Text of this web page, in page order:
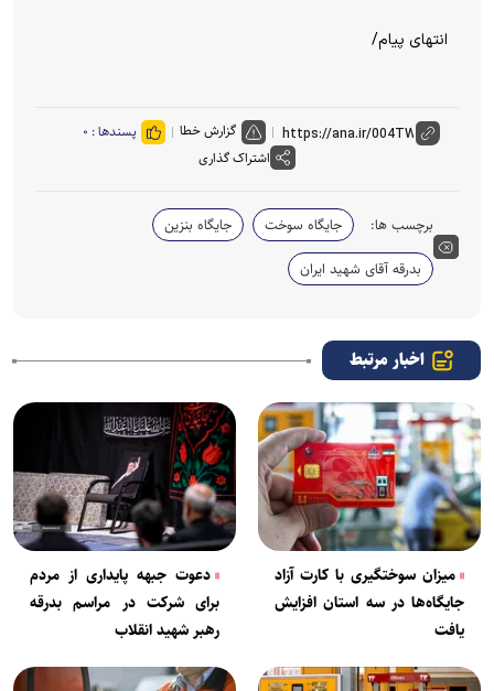
انتهای پیام/
گزارش خطا پسندها : ۰
اشتراک گذاری
برچسب ها: جایگاه سوخت
جایگاه بنزین
بدرقه آقای شهید ایران
اخبار مرتبط
میزان سوختگیری با کارت آزاد
جایگاه‌ها در سه استان افزایش
یافت
دعوت جبهه پایداری از مردم
برای شرکت در مراسم بدرقه
رهبر شهید انقلاب